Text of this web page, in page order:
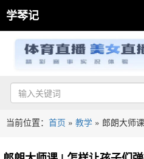
学琴记
当前位置： 首页 » 教学 » 郎朗大师